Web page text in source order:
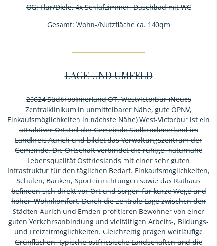
OG: Flur/Diele, 4x Schlafzimmer, Duschbad mit WC
Gesamt: Wohn-/Nutzfläche ca. 140qm
LAGE UND UMFELD
26624 Südbrookmerland OT. Westvictorbur (Neues
Zentralklinikum in unmittelbarer Nähe, gute ÖPNV,
Einkaufsmöglichkeiten in nächste Nähe) West-Victorbur ist ein
attraktiver Ortsteil der Gemeinde Südbrookmerland im
Landkreis Aurich und bildet das Verwaltungszentrum der
Gemeinde. Die Ortschaft verbindet die ruhige, naturnahe
Lebensqualität Ostfrieslands mit einer sehr guten
Infrastruktur für den täglichen Bedarf. Einkaufsmöglichkeiten,
Schulen, Banken, Sporteinrichtungen sowie das Rathaus
befinden sich direkt vor Ort und sorgen für kurze Wege und
hohen Wohnkomfort. Durch die zentrale Lage zwischen den
Städten Aurich und Emden profitieren Bewohner von einer
guten Verkehrsanbindung und vielfältigen Arbeits-, Bildungs-
und Freizeitmöglichkeiten. Gleichzeitig prägen weitläufige
Grünflächen, typische ostfriesische Landschaften und die